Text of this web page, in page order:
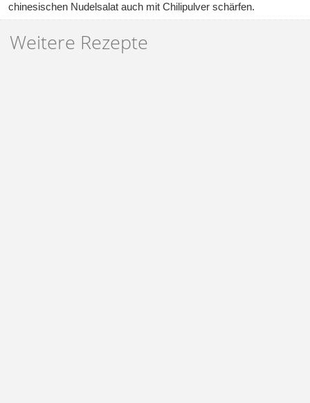
chinesischen Nudelsalat auch mit Chilipulver schärfen.
Weitere Rezepte